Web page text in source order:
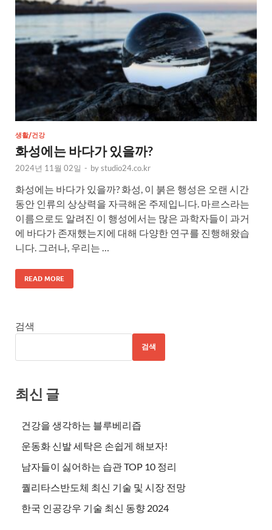
생활/건강
화성에는 바다가 있을까?
2024년 11월 02일 - bystudio24.co.kr
화성에는 바다가 있을까? 화성, 이 붉은 행성은 오랜 시간
동안 인류의 상상력을 자극해온 주제입니다. 마르스라는
이름으로도 알려진 이 행성에서는 많은 과학자들이 과거
에 바다가 존재했는지에 대해 다양한 연구를 진행해왔습
니다. 그러나, 우리는 …
READ MORE
검색
검색
최신 글
건강을 생각하는 블루베리즙
운동화 신발 세탁은 손쉽게 해보자!
남자들이 싫어하는 습관 TOP 10 정리
퀄리타스반도체 최신 기술 및 시장 전망
한국 인공강우 기술 최신 동향 2024